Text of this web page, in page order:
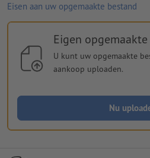
Eisen aan uw opgemaakte bestand
Eigen
U kunt uw opgemaakte
aankoop uploaden.
Nu